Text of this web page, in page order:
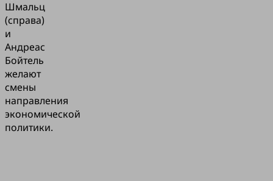
Шмальц
(справа)
и
Андреас
Бойтель
желают
смены
направления
экономической
политики.